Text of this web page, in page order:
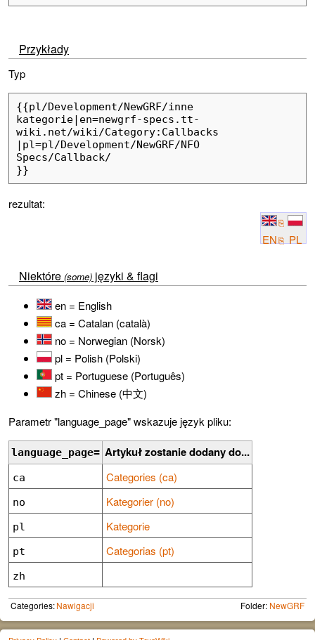
Przykłady
Typ
{{pl/Development/NewGRF/inne
kategorie|en=newgrf-specs.tt-
wiki.net/wiki/Category:Callbacks
|pl=pl/Development/NewGRF/NFO
Specs/Callback/
}}
rezultat:
PL
EN
Niektóre (some) języki & flagi
en = English
ca = Catalan (català)
no = Norwegian (Norsk)
pl = Polish (Polski)
pt = Portuguese (Português)
zh = Chinese (中文)
Parametr "language_page" wskazuje język pliku:
language_page= Artykuł zostanie dodany do...
ca Categories (ca)
no Kategorier (no)
pl Kategorie
pt Categorias (pt)
zh
Categories:Nawigacji Folder: NewGRF